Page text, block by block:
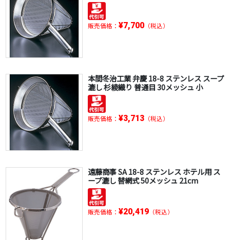
販売価格： ¥7,700（税込）
本間冬治工業 弁慶 18-8 ステンレス スープ
漉し 杉綾織り 普通目 30メッシュ 小
販売価格： ¥3,713（税込）
遠藤商事 SA 18-8 ステンレス ホテル用 ス
ープ漉し 替網式 50メッシュ 21cm
販売価格： ¥20,419（税込）